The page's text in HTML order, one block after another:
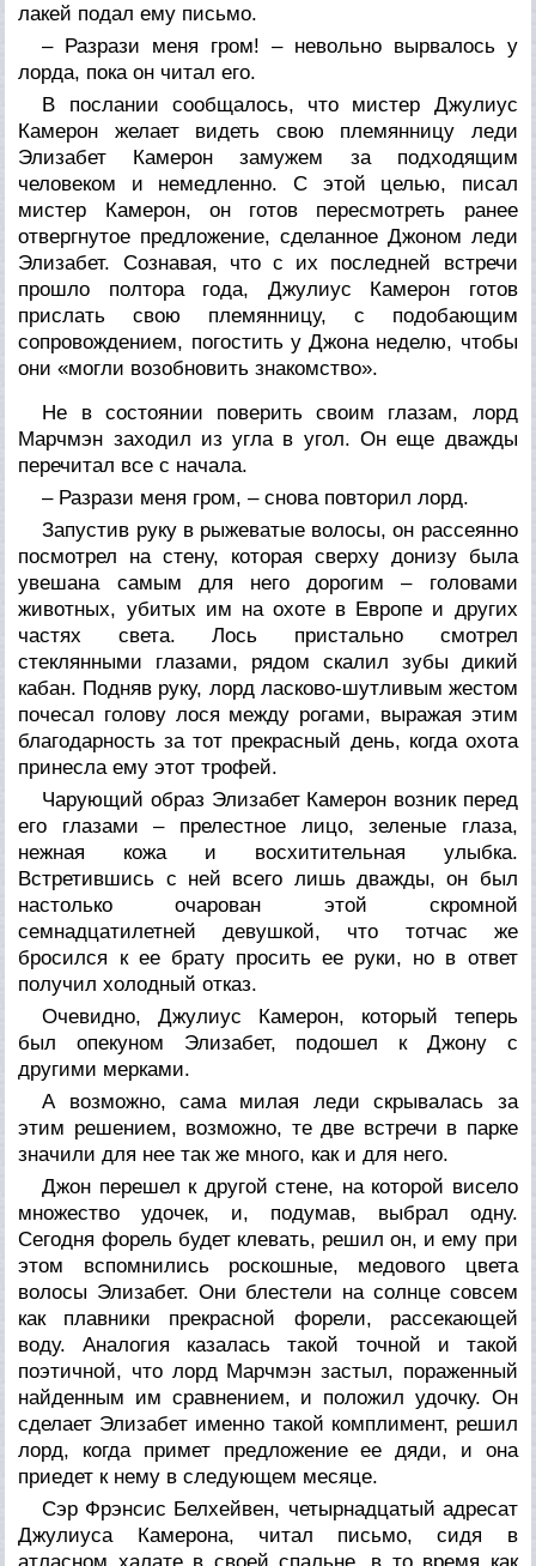
лакей подал ему письмо.
– Разрази меня гром! – невольно вырвалось у
лорда, пока он читал его.
В послании сообщалось, что мистер Джулиус
Камерон желает видеть свою племянницу леди
Элизабет Камерон замужем за подходящим
человеком и немедленно. С этой целью, писал
мистер Камерон, он готов пересмотреть ранее
отвергнутое предложение, сделанное Джоном леди
Элизабет. Сознавая, что с их последней встречи
прошло полтора года, Джулиус Камерон готов
прислать свою племянницу, с подобающим
сопровождением, погостить у Джона неделю, чтобы
они «могли возобновить знакомство».
Не в состоянии поверить своим глазам, лорд
Марчмэн заходил из угла в угол. Он еще дважды
перечитал все с начала.
– Разрази меня гром, – снова повторил лорд.
Запустив руку в рыжеватые волосы, он рассеянно
посмотрел на стену, которая сверху донизу была
увешана самым для него дорогим – головами
животных, убитых им на охоте в Европе и других
частях света. Лось пристально смотрел
стеклянными глазами, рядом скалил зубы дикий
кабан. Подняв руку, лорд ласково-шутливым жестом
почесал голову лося между рогами, выражая этим
благодарность за тот прекрасный день, когда охота
принесла ему этот трофей.
Чарующий образ Элизабет Камерон возник перед
его глазами – прелестное лицо, зеленые глаза,
нежная кожа и восхитительная улыбка.
Встретившись с ней всего лишь дважды, он был
настолько очарован этой скромной
семнадцатилетней девушкой, что тотчас же
бросился к ее брату просить ее руки, но в ответ
получил холодный отказ.
Очевидно, Джулиус Камерон, который теперь
был опекуном Элизабет, подошел к Джону с
другими мерками.
А возможно, сама милая леди скрывалась за
этим решением, возможно, те две встречи в парке
значили для нее так же много, как и для него.
Джон перешел к другой стене, на которой висело
множество удочек, и, подумав, выбрал одну.
Сегодня форель будет клевать, решил он, и ему при
этом вспомнились роскошные, медового цвета
волосы Элизабет. Они блестели на солнце совсем
как плавники прекрасной форели, рассекающей
воду. Аналогия казалась такой точной и такой
поэтичной, что лорд Марчмэн застыл, пораженный
найденным им сравнением, и положил удочку. Он
сделает Элизабет именно такой комплимент, решил
лорд, когда примет предложение ее дяди, и она
приедет к нему в следующем месяце.
Сэр Фрэнсис Белхейвен, четырнадцатый адресат
Джулиуса Камерона, читал письмо, сидя в